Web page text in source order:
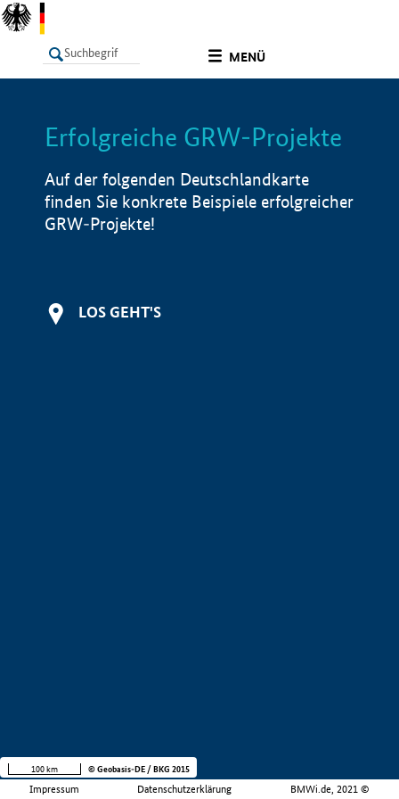
MENÜ
LISTE Info
Erfolgreiche GRW-Projekte
Auf der folgenden Deutschlandkarte
finden Sie konkrete Beispiele erfolgreicher
GRW-Projekte!
LOS GEHT'S
Impressum Datenschutzerklärung BMWi.de, 2021 ©
100 km © Geobasis-DE / BKG 2015